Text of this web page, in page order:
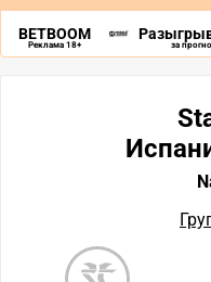
BETBOOM
Реклама 18+ за